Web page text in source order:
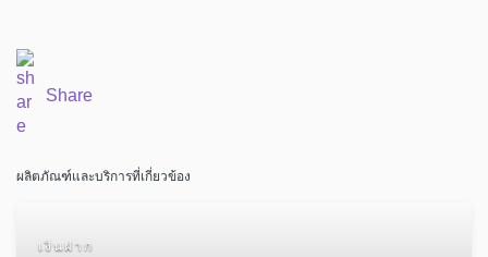
Share
ผลิตภัณฑ์และบริการที่เกี่ยวข้อง
เงินฝาก